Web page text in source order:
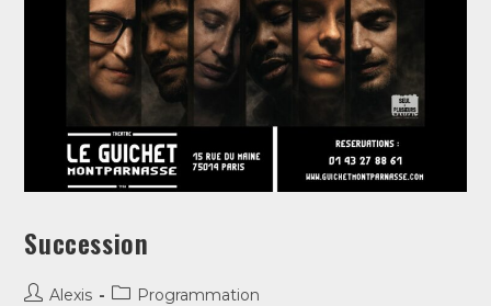
Succession
Alexis Programmation